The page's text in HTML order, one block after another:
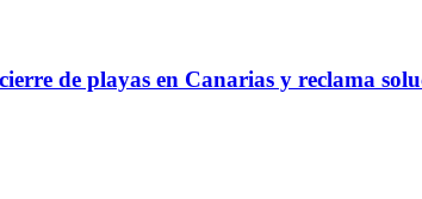
de playas en Canarias y reclama